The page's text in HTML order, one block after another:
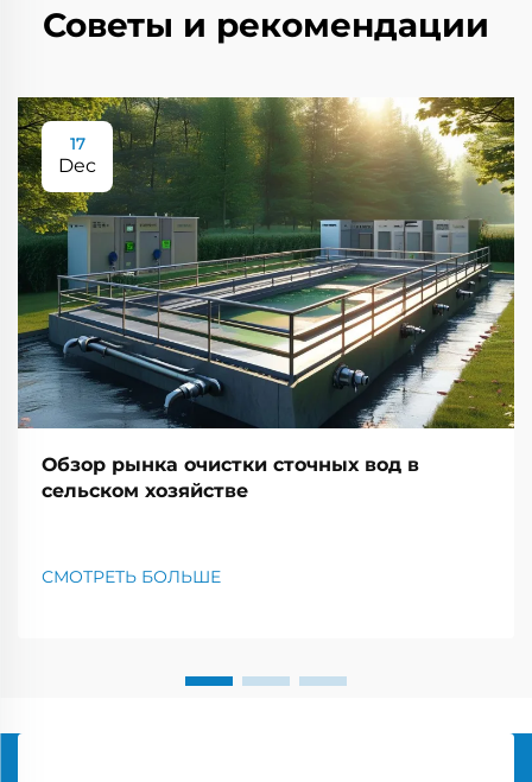
Советы и рекомендации
17
Dec
Обзор рынка очистки сточных вод в
сельском хозяйстве
СМОТРЕТЬ БОЛЬШЕ